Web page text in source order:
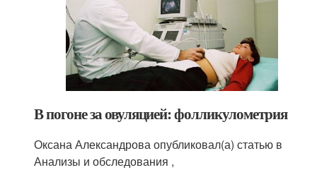
В погоне за овуляцией: фолликулометрия
Оксана Александрова опубликовал(а) статью в
Анализы и обследования ,